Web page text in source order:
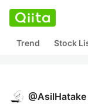
Trend Stock
@AsilHatake